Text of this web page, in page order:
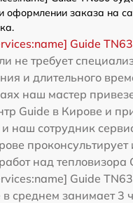
оформлении заказа на
Guide
не требует
и длительного
наш мастер
Guide в Кирове и
наш сотрудник
проконсультирует
над тепловизора
Guide
в среднем занимает 3